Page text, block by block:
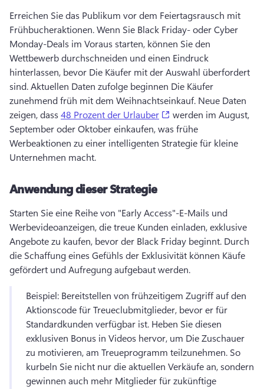
Erreichen Sie das Publikum vor dem Feiertagsrausch mit
Frühbucheraktionen. Wenn Sie Black Friday- oder Cyber
Monday-Deals im Voraus starten, können Sie den
Wettbewerb durchschneiden und einen Eindruck
hinterlassen, bevor Die Käufer mit der Auswahl überfordert
sind. Aktuellen Daten zufolge beginnen Die Käufer
zunehmend früh mit dem Weihnachtseinkauf. Neue Daten
zeigen, dass 48 Prozent der Urlauber (opens in a new tab)
werden im August,
September oder Oktober einkaufen, was frühe
Werbeaktionen zu einer intelligenten Strategie für kleine
Unternehmen macht.
Anwendung dieser Strategie
Starten Sie eine Reihe von "Early Access"-E-Mails und
Werbevideoanzeigen, die treue Kunden einladen, exklusive
Angebote zu kaufen, bevor der Black Friday beginnt. Durch
die Schaffung eines Gefühls der Exklusivität können Käufe
gefördert und Aufregung aufgebaut werden.
Beispiel: Bereitstellen von frühzeitigem Zugriff auf den
Aktionscode für Treueclubmitglieder, bevor er für
Standardkunden verfügbar ist. Heben Sie diesen
exklusiven Bonus in Videos hervor, um Die Zuschauer
zu motivieren, am Treueprogramm teilzunehmen. So
kurbeln Sie nicht nur die aktuellen Verkäufe an, sondern
gewinnen auch mehr Mitglieder für zukünftige